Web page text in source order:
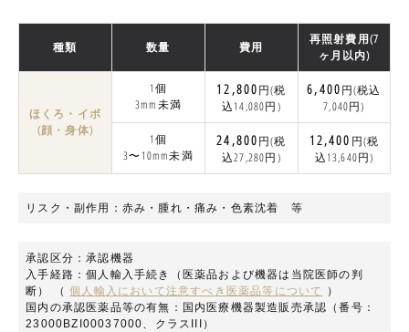
種類 数量 費用
再照射費用(7
ヶ月以内)
ほくろ・イボ
(顔・身体)
1個
3mm未満
12,800円(税
込14,080円)
6,400円(税込
7,040円)
1個
3〜10mm未満
24,800円(税
込27,280円)
12,400 円(税
込13,640円)
リスク・副作用：赤み・腫れ・痛み・色素沈着 等
承認区分：承認機器
入手経路：個⼈輸⼊⼿続き（医薬品および機器は当院医師の判
断） （個⼈輸⼊において注意すべき医薬品等について
）
国内の承認医薬品等の有無：国内医療機器製造販売承認（番号：
23000BZI00037000、クラスIII）